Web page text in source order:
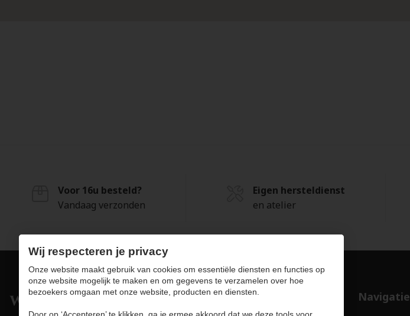
Voor 16u besteld?
Vandaag verzonden
Eigen hersteldienst
en atelier
Producten Navigatie
Wij respecteren je privacy
Onze website maakt gebruik van cookies om essentiële diensten en functies op
onze website mogelijk te maken en om gegevens te verzamelen over hoe
bezoekers omgaan met onze website, producten en diensten.